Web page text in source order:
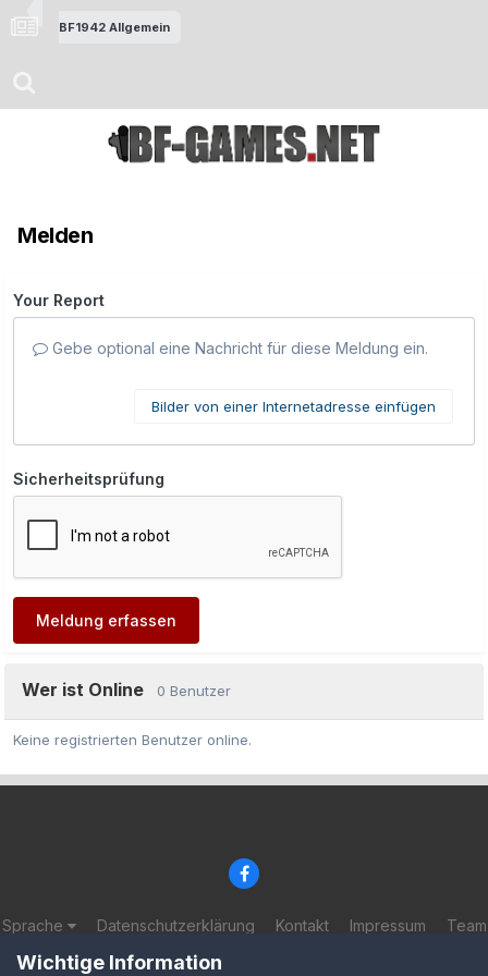
BF1942 Allgemein
Melden
Your Report
Gebe optional eine Nachricht für diese Meldung ein.
Bilder von einer Internetadresse einfügen
Sicherheitsprüfung
Meldung erfassen
Wer ist Online 0 Benutzer
Keine registrierten Benutzer online.
Sprache Datenschutzerklärung Kontakt Impressum Team
© 2002-2025 BF-Games.net
Powered by Invision Community
Wichtige Information